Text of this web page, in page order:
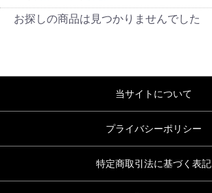
お探しの商品は見つかりませんでした
当サイトについて
プライバシーポリシー
特定商取引法に基づく表記